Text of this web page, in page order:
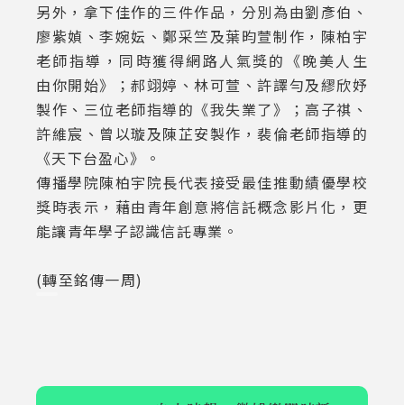
另外，拿下佳作的三件作品，分別為由劉彥伯、
廖紫媜、李婉妘、鄭采竺及葉昀萱制作，陳柏宇
老師指導，同時獲得網路人氣獎的《晚美人生
由你開始》；郝翊婷、林可萱、許譯勻及繆欣妤
製作、三位老師指導的《我失業了》；高子祺、
許維宸、曾以璇及陳芷安製作，裴倫老師指導的
《天下台盈心》。
傳播學院陳柏宇院長代表接受最佳推動績優學校
獎時表示，藉由青年創意將信託概念影片化，更
能讓青年學子認識信託專業。
(轉至銘傳一周)